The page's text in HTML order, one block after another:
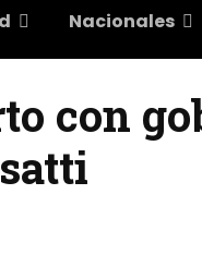
Nacionales
con